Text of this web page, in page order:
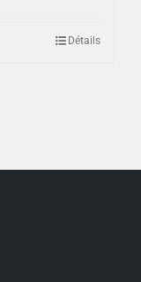
Détails